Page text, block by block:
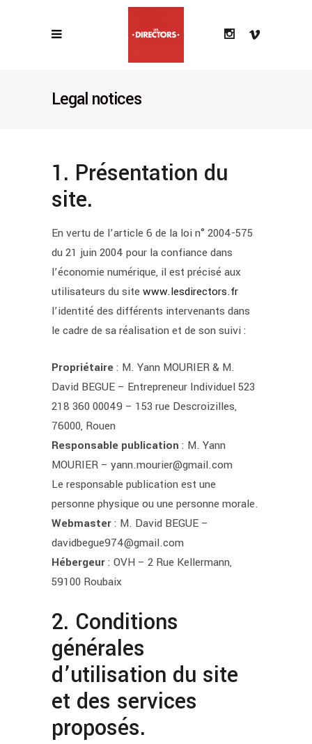
Legal notices
1. Présentation du
site.
En vertu de l’article 6 de la loi n° 2004-575
du 21 juin 2004 pour la confiance dans
l’économie numérique, il est précisé aux
utilisateurs du sitewww.lesdirectors.fr
l’identité des différents intervenants dans
le cadre de sa réalisation et de son suivi :
Propriétaire: M. Yann MOURIER & M.
David BEGUE – Entrepreneur Individuel 523
218 360 00049 – 153 rue Descroizilles,
76000, Rouen
Responsable publication : M. Yann
MOURIER – yann.mourier@gmail.com
Le responsable publication est une
personne physique ou une personne morale.
Webmaster: M. David BEGUE –
davidbegue974@gmail.com
Hébergeur: OVH – 2 Rue Kellermann,
59100 Roubaix
2. Conditions
générales
d’utilisation du site
et des services
proposés.